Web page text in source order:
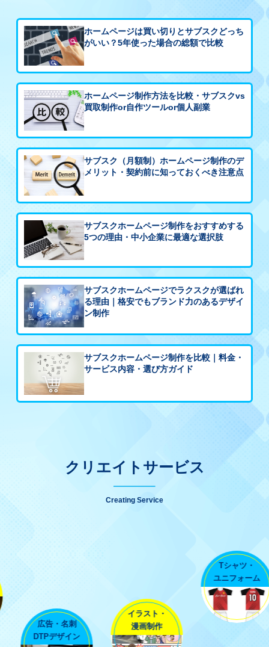
ホームページは買い切りとサブスクどっち
がいい？5年使った場合の総額で比較
ホームページ制作方法を比較・サブスクvs
買取制作or自作ツールor個人副業
サブスク（月額制）ホームページ制作のデ
メリット・契約前に知っておくべき注意点
サブスクホームページ制作をおすすめする
5つの理由・中小企業に最適な選択肢
サブスクホームページでラクスクが選ばれ
る理由｜格安でもブランド力のあるデザイ
ン制作
サブスクホームページ制作を比較｜料金・
サービス内容・選び方ガイド
クリエイトサービス
Creating Service
広告・名刺
DTPデザイン
イラスト・
Tシャツ・
ユニフォーム